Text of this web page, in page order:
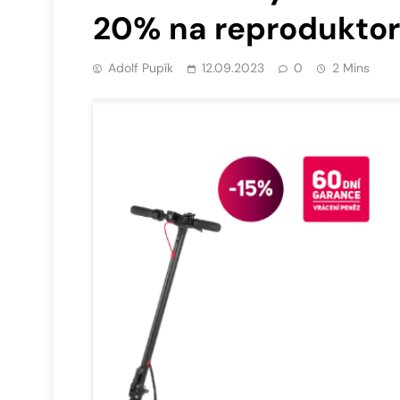
20% na
Adolf Pupík 12.09.2023 0 2 Mins